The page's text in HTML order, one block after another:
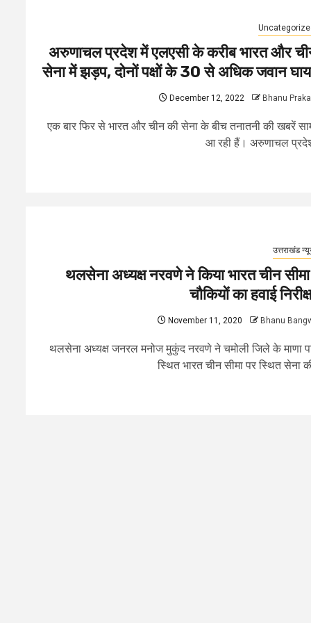
अरुणाचल प्रदेश में एलएसी के करीब भारत और
सेना में झड़प, दोनों पक्षों के 30 से अधिक जवान
December 12, 2022 Bhanu
एक बार फिर से भारत और चीन की सेना के बीच तनातनी की खबरें
आ रही हैं। अरुणाचल
उत्तराखंड
थलसेना अध्यक्ष नरवणे ने किया भारत चीन
चौकियों का हवाई
November 11, 2020 Bhanu
थलसेना अध्यक्ष जनरल मनोज मुकुंद नरवणे ने चमोली जिले के माणा
स्थित भारत चीन सीमा पर स्थित सेना